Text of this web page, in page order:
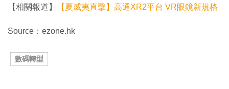
【相關報道】 【夏威夷直擊】高通XR2平台 VR眼鏡新規格
Source：ezone.hk
數碼轉型